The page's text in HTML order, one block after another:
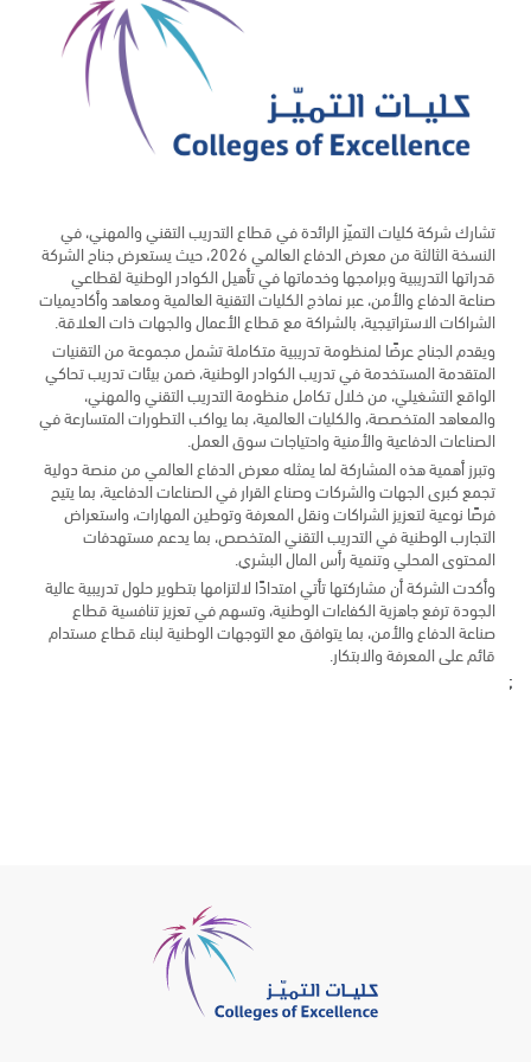
تشارك شركة كليات التميّز الرائدة في قطاع التدريب التقني والمهني، في
النسخة الثالثة من معرض الدفاع العالمي 2026، حيث يستعرض جناح الشركة
قدراتها التدريبية وبرامجها وخدماتها في تأهيل الكوادر الوطنية لقطاعي
صناعة الدفاع والأمن، عبر نماذج الكليات التقنية العالمية ومعاهد وأكاديميات
الشراكات الاستراتيجية، بالشراكة مع قطاع الأعمال والجهات ذات العلاقة.
ويقدم الجناح عرضًا لمنظومة تدريبية متكاملة تشمل مجموعة من التقنيات
المتقدمة المستخدمة في تدريب الكوادر الوطنية، ضمن بيئات تدريب تحاكي
الواقع التشغيلي، من خلال تكامل منظومة التدريب التقني والمهني،
والمعاهد المتخصصة، والكليات العالمية، بما يواكب التطورات المتسارعة في
الصناعات الدفاعية والأمنية واحتياجات سوق العمل.
وتبرز أهمية هذه المشاركة لما يمثله معرض الدفاع العالمي من منصة دولية
تجمع كبرى الجهات والشركات وصناع القرار في الصناعات الدفاعية، بما يتيح
فرصًا نوعية لتعزيز الشراكات ونقل المعرفة وتوطين المهارات، واستعراض
التجارب الوطنية في التدريب التقني المتخصص، بما يدعم مستهدفات
المحتوى المحلي وتنمية رأس المال البشري.
وأكدت الشركة أن مشاركتها تأتي امتدادًا لالتزامها بتطوير حلول تدريبية عالية
الجودة ترفع جاهزية الكفاءات الوطنية، وتسهم في تعزيز تنافسية قطاع
صناعة الدفاع والأمن، بما يتوافق مع التوجهات الوطنية لبناء قطاع مستدام
قائم على المعرفة والابتكار.
;